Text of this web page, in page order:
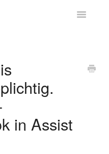
Toggle
Vrijwilligers
Activiteiten
▼
in Assist